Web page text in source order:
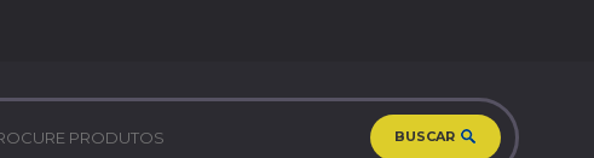
BUSCAR